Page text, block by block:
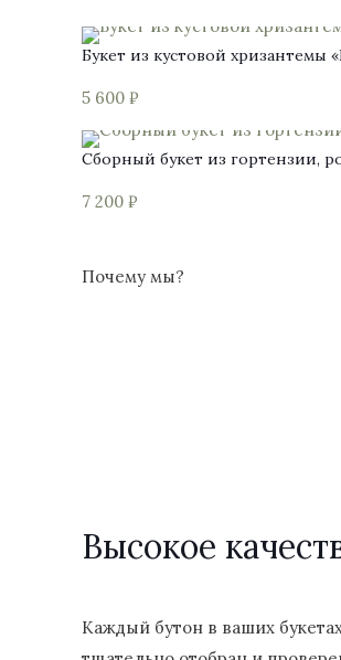
Букет из кустовой хризантемы
5 600 ₽
Сборный букет из гортензии,
7 200 ₽
Почему мы?
Высокое
Каждый бутон в ваших